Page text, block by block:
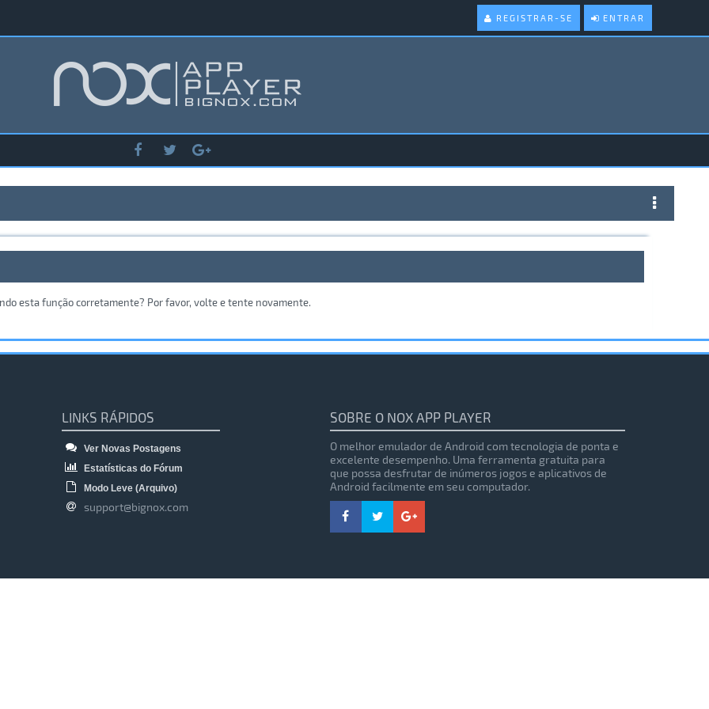
ENTRAR
REGISTRAR-SE
esta função corretamente? Por favor, volte e tente novamente.
LINKS RÁPIDOS
Ver Novas Postagens
Estatísticas do Fórum
Modo Leve (Arquivo)
support@bignox.com
SOBRE O NOX APP PLAYER
O melhor emulador de Android com tecnologia de ponta e
excelente desempenho. Uma ferramenta gratuita para
que possa desfrutar de inúmeros jogos e aplicativos de
Android facilmente em seu computador.